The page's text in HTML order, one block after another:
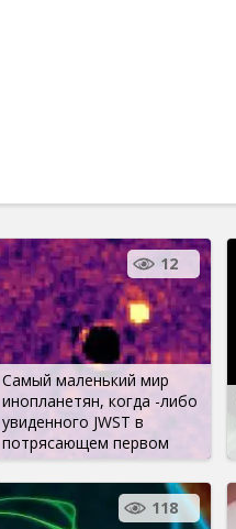
Самый маленький мир
инопланетян, когда -либо
увиденного JWST в
потрясающем первом
12
118